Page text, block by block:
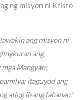
ng misyon ni Kristo
ang misyon ni
ang
Mangyan;
itaguyod ang
ating iisang tahanan,”